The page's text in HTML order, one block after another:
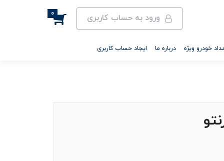
ورود به حساب کاربری 0
خودرو ویژه درباره ما ایجاد حساب کاربری